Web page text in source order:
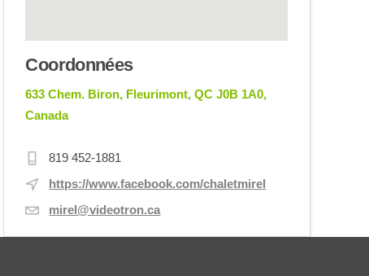
Coordonnées
633 Chem. Biron, Fleurimont, QC J0B 1A0,
Canada
819 452-1881
https://www.facebook.com/chaletmirel
mirel@videotron.ca